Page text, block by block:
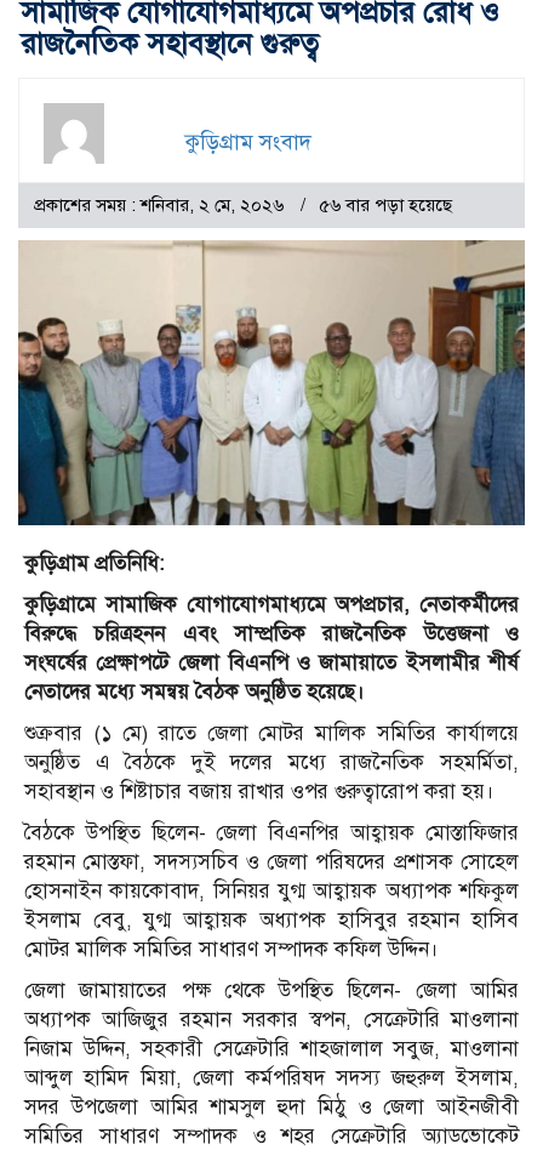
সামাজিক যোগাযোগমাধ্যমে অপপ্রচার রোধ ও
রাজনৈতিক সহাবস্থানে গুরুত্ব
কুড়িগ্রাম সংবাদ
প্রকাশের সময় : শনিবার, ২ মে, ২০২৬ ৫৬ বার পড়া হয়েছে
কুড়িগ্রাম প্রতিনিধি:
কুড়িগ্রামে সামাজিক যোগাযোগমাধ্যমে অপপ্রচার, নেতাকর্মীদের
বিরুদ্ধে চরিত্রহনন এবং সাম্প্রতিক রাজনৈতিক উত্তেজনা ও
সংঘর্ষের প্রেক্ষাপটে জেলা বিএনপি ও জামায়াতে ইসলামীর শীর্ষ
নেতাদের মধ্যে সমন্বয় বৈঠক অনুষ্ঠিত হয়েছে।
শুক্রবার (১ মে) রাতে জেলা মোটর মালিক সমিতির কার্যালয়ে
অনুষ্ঠিত এ বৈঠকে দুই দলের মধ্যে রাজনৈতিক সহমর্মিতা,
সহাবস্থান ও শিষ্টাচার বজায় রাখার ওপর গুরুত্বারোপ করা হয়।
বৈঠকে উপস্থিত ছিলেন- জেলা বিএনপির আহ্বায়ক মোস্তাফিজার
রহমান মোস্তফা, সদস্যসচিব ও জেলা পরিষদের প্রশাসক সোহেল
হোসনাইন কায়কোবাদ, সিনিয়র যুগ্ম আহ্বায়ক অধ্যাপক শফিকুল
ইসলাম বেবু, যুগ্ম আহ্বায়ক অধ্যাপক হাসিবুর রহমান হাসিব
মোটর মালিক সমিতির সাধারণ সম্পাদক কফিল উদ্দিন।
জেলা জামায়াতের পক্ষ থেকে উপস্থিত ছিলেন- জেলা আমির
অধ্যাপক আজিজুর রহমান সরকার স্বপন, সেক্রেটারি মাওলানা
নিজাম উদ্দিন, সহকারী সেক্রেটারি শাহজালাল সবুজ, মাওলানা
আব্দুল হামিদ মিয়া, জেলা কর্মপরিষদ সদস্য জহুরুল ইসলাম,
সদর উপজেলা আমির শামসুল হুদা মিঠু ও জেলা আইনজীবী
সমিতির সাধারণ সম্পাদক ও শহর সেক্রেটারি অ্যাডভোকেট